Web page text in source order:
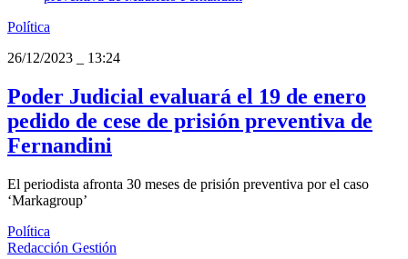
Política
26/12/2023
13:24
Poder Judicial evaluará el 19 de enero
pedido de cese de prisión preventiva de
Fernandini
El periodista afronta 30 meses de prisión preventiva por el caso
‘Markagroup’
Política
Redacción Gestión